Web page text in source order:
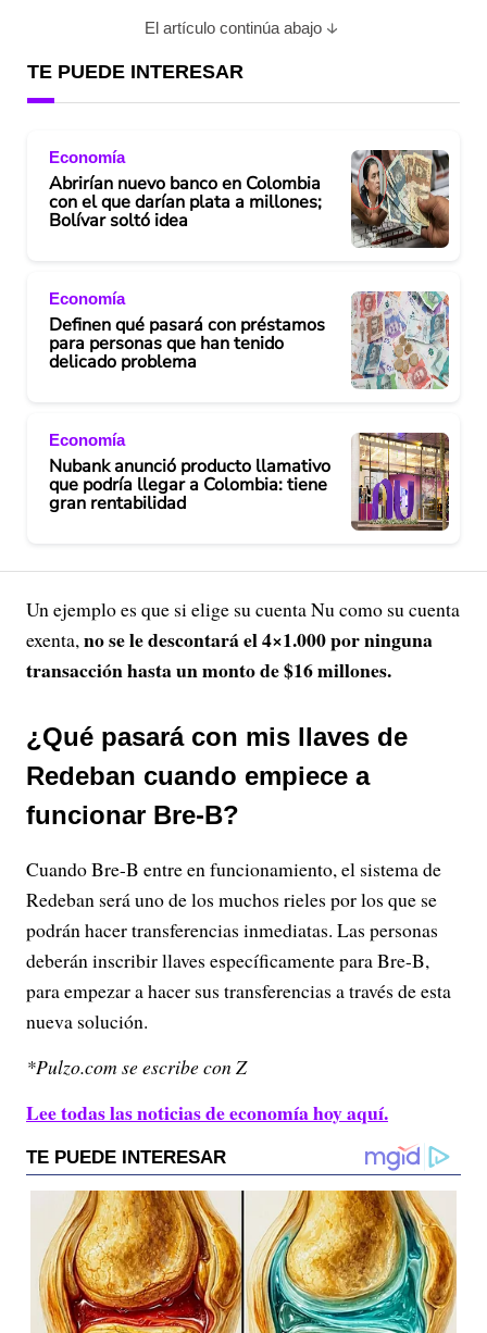
El artículo continúa abajo
TE PUEDE INTERESAR
Economía
Abrirían nuevo banco en Colombia
con el que darían plata a millones;
Bolívar soltó idea
Economía
Definen qué pasará con préstamos
para personas que han tenido
delicado problema
Economía
Nubank anunció producto llamativo
que podría llegar a Colombia: tiene
gran rentabilidad
Un ejemplo es que si elige su cuenta Nu como su cuenta
exenta,no se le descontará el 4×1.000 por ninguna
transacción hasta un monto de $16 millones.
¿Qué pasará con mis llaves de
Redeban cuando empiece a
funcionar Bre-B?
Cuando Bre-B entre en funcionamiento, el sistema de
Redeban será uno de los muchos rieles por los que se
podrán hacer transferencias inmediatas. Las personas
deberán inscribir llaves específicamente para Bre-B,
para empezar a hacer sus transferencias a través de esta
nueva solución.
*Pulzo.com se escribe con Z
Lee todas las noticias de economía hoy aquí.